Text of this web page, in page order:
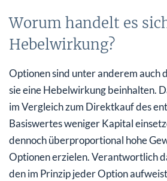
Worum handelt es
Hebelwirkung?
Optionen sind unter anderem auch
sie eine Hebelwirkung beinhalten.
im Vergleich zum Direktkauf des
Basiswertes weniger Kapital
dennoch überproportional hohe
Optionen erzielen. Verantwortlich
den im Prinzip jeder Option